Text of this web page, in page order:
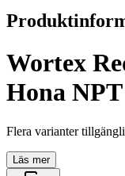
Wortex
Hona NPT
Flera varianter
Läs mer